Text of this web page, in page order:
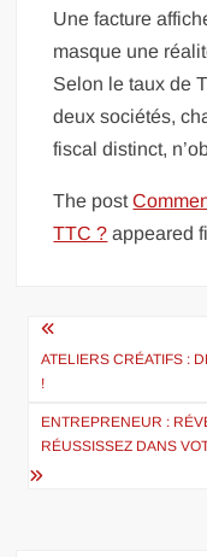
Une facture
masque une
Selon le taux de
deux sociétés,
fiscal distinct,
The post
TTC ? appeared
Navigation
de
l’article
ATELIERS CRÉATIFS :
!
ENTREPRENEUR :
RÉUSSISSEZ DANS